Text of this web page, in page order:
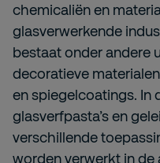
chemicaliën en
glasverwerkende
bestaat onder andere
decoratieve
en spiegelcoatings. In
glasverfpasta’s en
verschillende
worden verwerkt in